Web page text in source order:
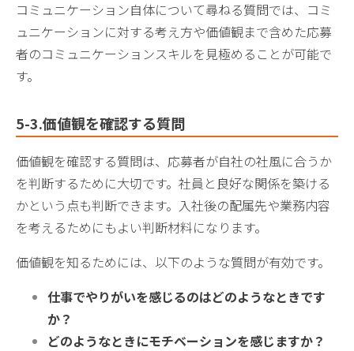
コミュニケーション自体について尋ねる質問では、コミ
ュニケーションに対する考え方や価値観まで含めた応募
者のコミュニケーションスキルを見極めることが可能で
す。
5-3.価値観を確認する質問
価値観を確認する質問は、応募者が自社の社風に合うか
を判断するために大切です。社員と良好な関係を築ける
かという点も判断できます。入社後の配属先や業務内容
を考えるためにもよい判断材料になります。
価値観を知るためには、以下のような質問が有効です。
仕事でやりがいを感じるのはどのようなときです
か？
どのようなときにモチベーションを感じますか？